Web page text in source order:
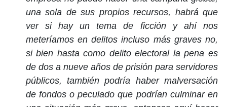
una sola de sus propios recursos, habrá que
ver si hay un tema de ficción y ahí nos
meteríamos en delitos incluso más graves no,
si bien hasta como delito electoral la pena es
de dos a nueve años de prisión para servidores
públicos, también podría haber malversación
de fondos o peculado que podrían culminar en